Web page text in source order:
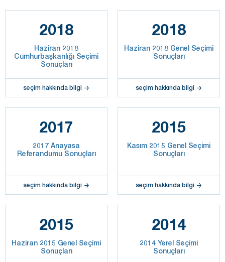
2018
Haziran 2018
Cumhurbaşkanlığı Seçimi
Sonuçları
seçim hakkında bilgi
2018
Haziran 2018 Genel Seçimi
Sonuçları
seçim hakkında bilgi
2017
2017 Anayasa
Referandumu Sonuçları
seçim hakkında bilgi
2015
Kasım 2015 Genel Seçimi
Sonuçları
seçim hakkında bilgi
2015
Haziran 2015 Genel Seçimi
Sonuçları
2014
2014 Yerel Seçimi
Sonuçları